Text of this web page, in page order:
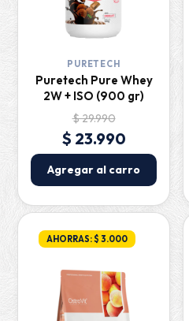
PURETECH
Puretech Pure Whey
2W + ISO (900 gr)
$ 29.990
$ 23.990
Agregar al carro
AHORRAS: $ 3.000